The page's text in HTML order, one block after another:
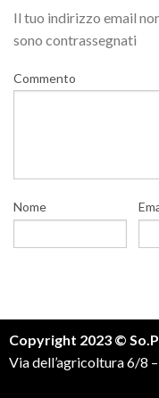
Il tuo indirizzo email
sono contrassegnati
Commento
Nome
Copyright 2023 ©
Via dell’agricoltura 6/8